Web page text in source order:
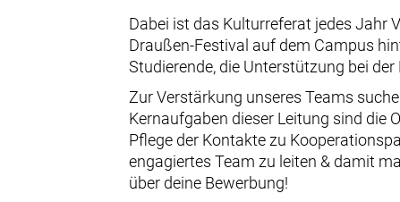
Dabei ist das Kulturreferat jedes Jahr
Draußen-Festival auf dem Campus
Studierende, die Unterstützung bei
Zur Verstärkung unseres Teams
Kernaufgaben dieser Leitung sind die
Pflege der Kontakte zu
engagiertes Team zu leiten & damit
über deine Bewerbung!